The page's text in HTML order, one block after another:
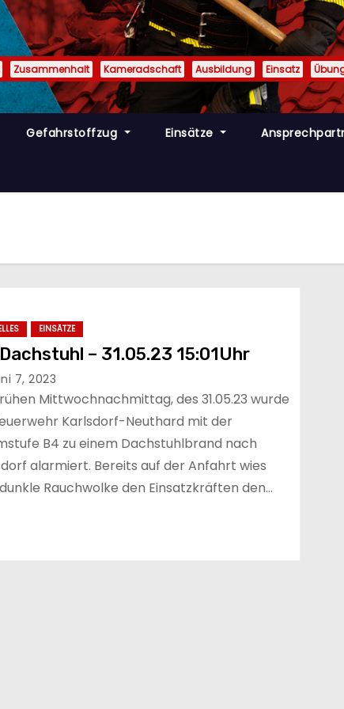
Zusammenhalt Kameradschaft Ausbildung Einsatz
Gefahrstoffzug Einsätze
EINSÄTZE
– 31.05.23 15:01Uhr
7, 2023
Mittwochnachmittag, des 31.05.23 wurde
Karlsdorf-Neuthard mit der
B4 zu einem Dachstuhlbrand nach
alarmiert. Bereits auf der Anfahrt wies
Rauchwolke den Einsatzkräften den…